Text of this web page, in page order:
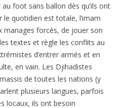
foot sans ballon dès qu’ils ont
le quotidien est totale, l’imam
mariages forcés, de jouer son
textes et règle les conflits au
d’entrer armés et en
en vain. Les Djihadistes
de toutes les nations (y
plusieurs langues, parfois
locaux, ils ont besoin